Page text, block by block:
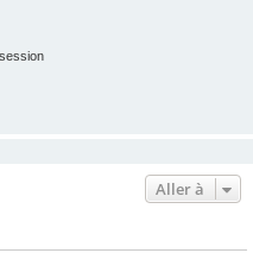
Aller à